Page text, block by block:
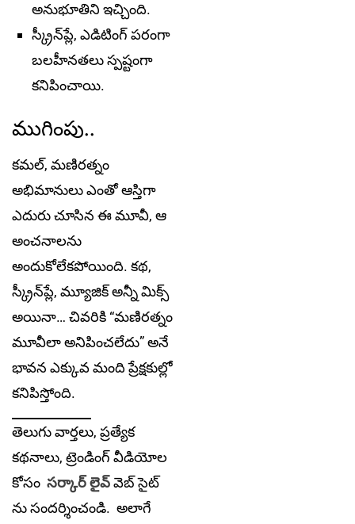
అనుభూతిని ఇచ్చింది.
స్క్రీన్‌ప్లే, ఎడిటింగ్ పరంగా
బలహీనతలు స్పష్టంగా
కనిపించాయి.
ముగింపు..
కమల్, మణిరత్నం
అభిమానులు ఎంతో ఆస్తిగా
ఎదురు చూసిన ఈ మూవీ, ఆ
అంచనాలను
అందుకోలేకపోయింది. కథ,
స్క్రీన్‌ప్లే, మ్యూజిక్ అన్నీ మిక్స్
అయినా… చివరికి “మణిరత్నం
మూవీలా అనిపించలేదు” అనే
భావన ఎక్కువ మంది ప్రేక్షకుల్లో
కనిపిస్తోంది.
తెలుగు వార్తలు, ప్రత్యేక
కథనాలు, ట్రెండింగ్ వీడియోల
కోసం సర్కార్ లైవ్వెబ్ సైట్
ను సందర్శించండి. అలాగే